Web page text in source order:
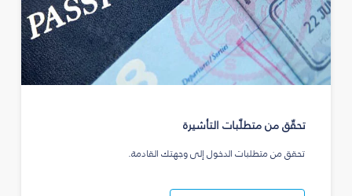
تحقّق من متطلّبات التأشيرة
تحقق من متطلبات الدخول إلى وجهتك القادمة.